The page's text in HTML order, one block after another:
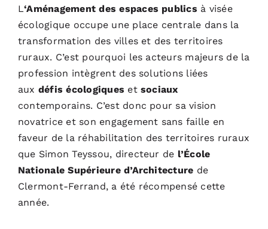
L‘Aménagement des espaces publics à visée
écologique occupe une place centrale dans la
transformation des villes et des territoires
ruraux. C’est pourquoi les acteurs majeurs de la
profession intègrent des solutions liées
aux défis écologiques etsociaux
contemporains. C’est donc pour sa vision
novatrice et son engagement sans faille en
faveur de la réhabilitation des territoires ruraux
que Simon Teyssou, directeur de l’École
Nationale Supérieure d’Architecture de
Clermont-Ferrand, a été récompensé cette
année.